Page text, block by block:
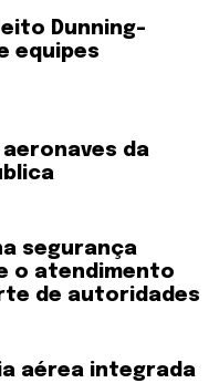
Dunning-
equipes
aeronaves da
segurança
o atendimento
de autoridades
aérea integrada